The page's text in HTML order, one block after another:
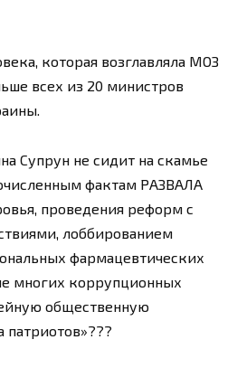
которая возглавляла МОЗ
всех из 20 министров
Супрун не сидит на скамье
фактам РАЗВАЛА
проведения реформ с
лоббированием
фармацевтических
многих коррупционных
общественную